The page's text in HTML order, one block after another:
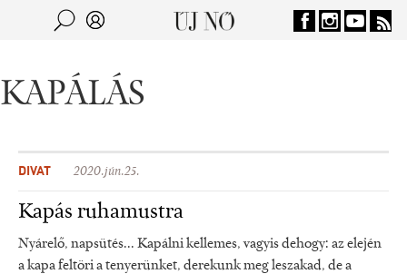
Jump to navigation
KAPÁLÁS
DIVAT 2020.jún.25.
Kapás ruhamustra
Nyárelő, napsütés... Kapálni kellemes, vagyis dehogy: az elején
a kapa feltöri a tenyerünket, derekunk meg leszakad, de a